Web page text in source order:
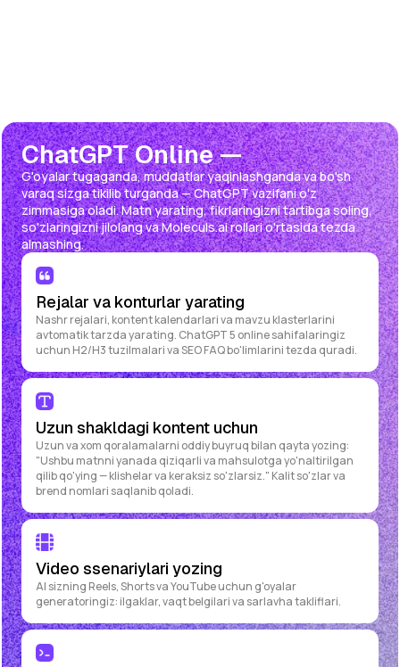
ChatGPT Online —
G'oyalar tugaganda, muddatlar yaqinlashganda va bo'sh
varaq sizga tikilib turganda — ChatGPT vazifani o'z
zimmasiga oladi. Matn yarating, fikrlaringizni tartibga soling,
so'zlaringizni jilolang va Moleculs.ai rollari o'rtasida tezda
almashing.
Rejalar va konturlar yarating
Nashr rejalari, kontent kalendarlari va mavzu klasterlarini
avtomatik tarzda yarating. ChatGPT 5 online sahifalaringiz
uchun H2/H3 tuzilmalari va SEO FAQ bo'limlarini tezda quradi.
Uzun shakldagi kontent uchun
Uzun va xom qoralamalarni oddiy buyruq bilan qayta yozing:
"Ushbu matnni yanada qiziqarli va mahsulotga yo'naltirilgan
qilib qo'ying — klishelar va keraksiz so'zlarsiz." Kalit so'zlar va
brend nomlari saqlanib qoladi.
Video ssenariylari yozing
AI sizning Reels, Shorts va YouTube uchun g'oyalar
generatoringiz: ilgaklar, vaqt belgilari va sarlavha takliflari.